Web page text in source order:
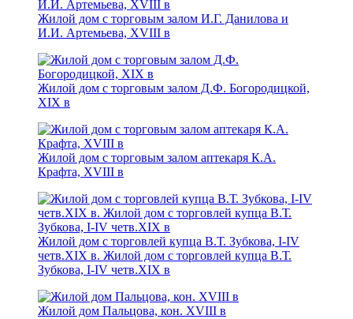
Жилой дом с торговым залом И.Г. Данилова и
И.И. Артемьева, XVIII в
Жилой дом с торговым залом Д.Ф. Богородицкой,
XIX в
Жилой дом с торговым залом аптекаря К.А.
Крафта, XVIII в
Жилой дом с торговлей купца В.Т. Зубкова, I-IV
четв.XIX в. Жилой дом с торговлей купца В.Т.
Зубкова, I-IV четв.XIX в
Жилой дом Пальцова, кон. XVIII в